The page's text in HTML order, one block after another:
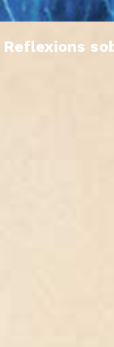
Reflexions